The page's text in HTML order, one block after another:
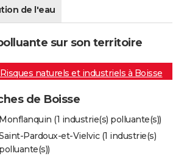
de l'eau
sur son territoire
Risques naturels et industriels à Boisse
de Boisse
Monflanquin (1 industrie(s) polluante(s))
Pardoux-et-Vielvic (1 industrie(s)
polluante(s))